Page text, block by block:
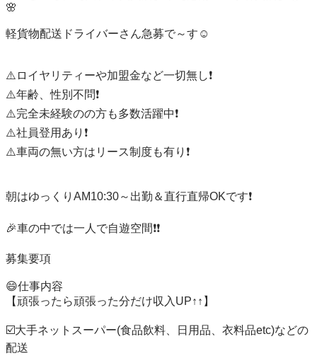
🌸
軽貨物配送ドライバーさん急募で～す☺
⚠️ロイヤリティーや加盟金など一切無し❗️
⚠️年齢、性別不問❗️
⚠️完全未経験のの方も多数活躍中❗️
⚠️社員登用あり❗️
⚠️車両の無い方はリース制度も有り❗️
朝はゆっくりAM10:30～出勤＆直行直帰OKです❗️
🎉車の中では一人で自遊空間❗️❗️
募集要項
😄仕事内容
【頑張ったら頑張った分だけ収入UP↑↑】
☑️大手ネットスーパー(食品飲料、日用品、衣料品etc)などの
配送